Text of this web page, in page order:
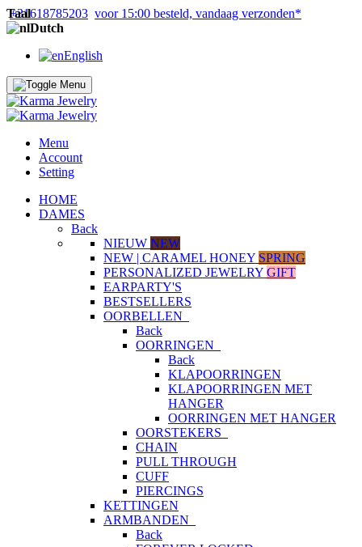
+31618785203 voor 15:00 besteld, vandaag verzonden*
Taal
Dutch
English
Menu
Account
Setting
HOME
DAMES
Back
NIEUW NEW
NEW | CARAMEL HONEY SPRING
PERSONALIZED JEWELRY GIFT
EARPARTY'S
BESTSELLERS
OORBELLEN
Back
OORRINGEN
Back
KLAPOORRINGEN
KLAPOORRINGEN MET
HANGER
OORRINGEN MET HANGER
OORSTEKERS
CHAIN
PULL THROUGH
CUFF
PIERCINGS
KETTINGEN
ARMBANDEN
Back